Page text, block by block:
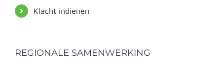
Klacht indienen
REGIONALE SAMENWERKING